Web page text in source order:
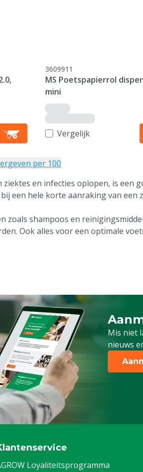
3609911
MS Poetspapierrol
mini
Vergelijk
per 100
en infecties oplopen, is een
een hele korte aanraking van een
zoals shampoos en
Ook alles voor een optimale
Mis niet
nieuws
Schrijf
Loyaliteitsprogramma